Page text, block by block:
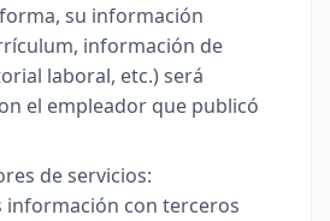
su información
información de
laboral, etc.) será
el empleador que publicó
de servicios:
información con terceros